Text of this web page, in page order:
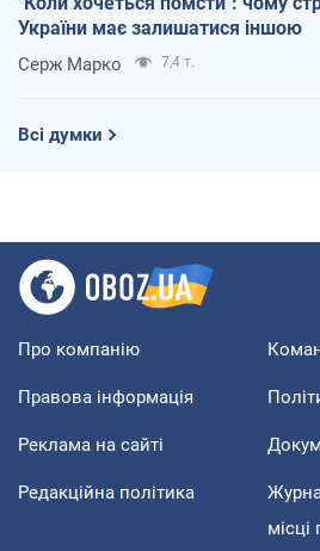
України має залишатися іншою
Серж Марко 7,4 т.
Всі думки
Про компанію
Правова інформація
Реклама на сайті
Редакційна політика
місці